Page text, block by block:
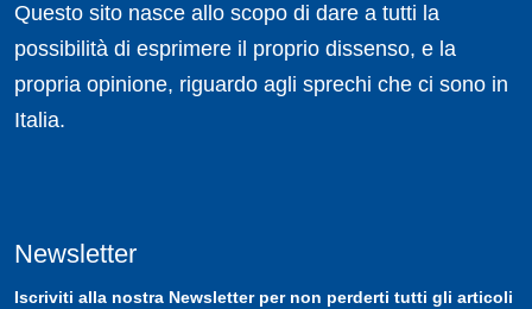
Questo sito nasce allo scopo di dare a tutti la
possibilità di esprimere il proprio dissenso, e la
propria opinione, riguardo agli sprechi che ci sono in
Italia.
Newsletter
Iscriviti alla nostra Newsletterper non perderti tutti gli articoli